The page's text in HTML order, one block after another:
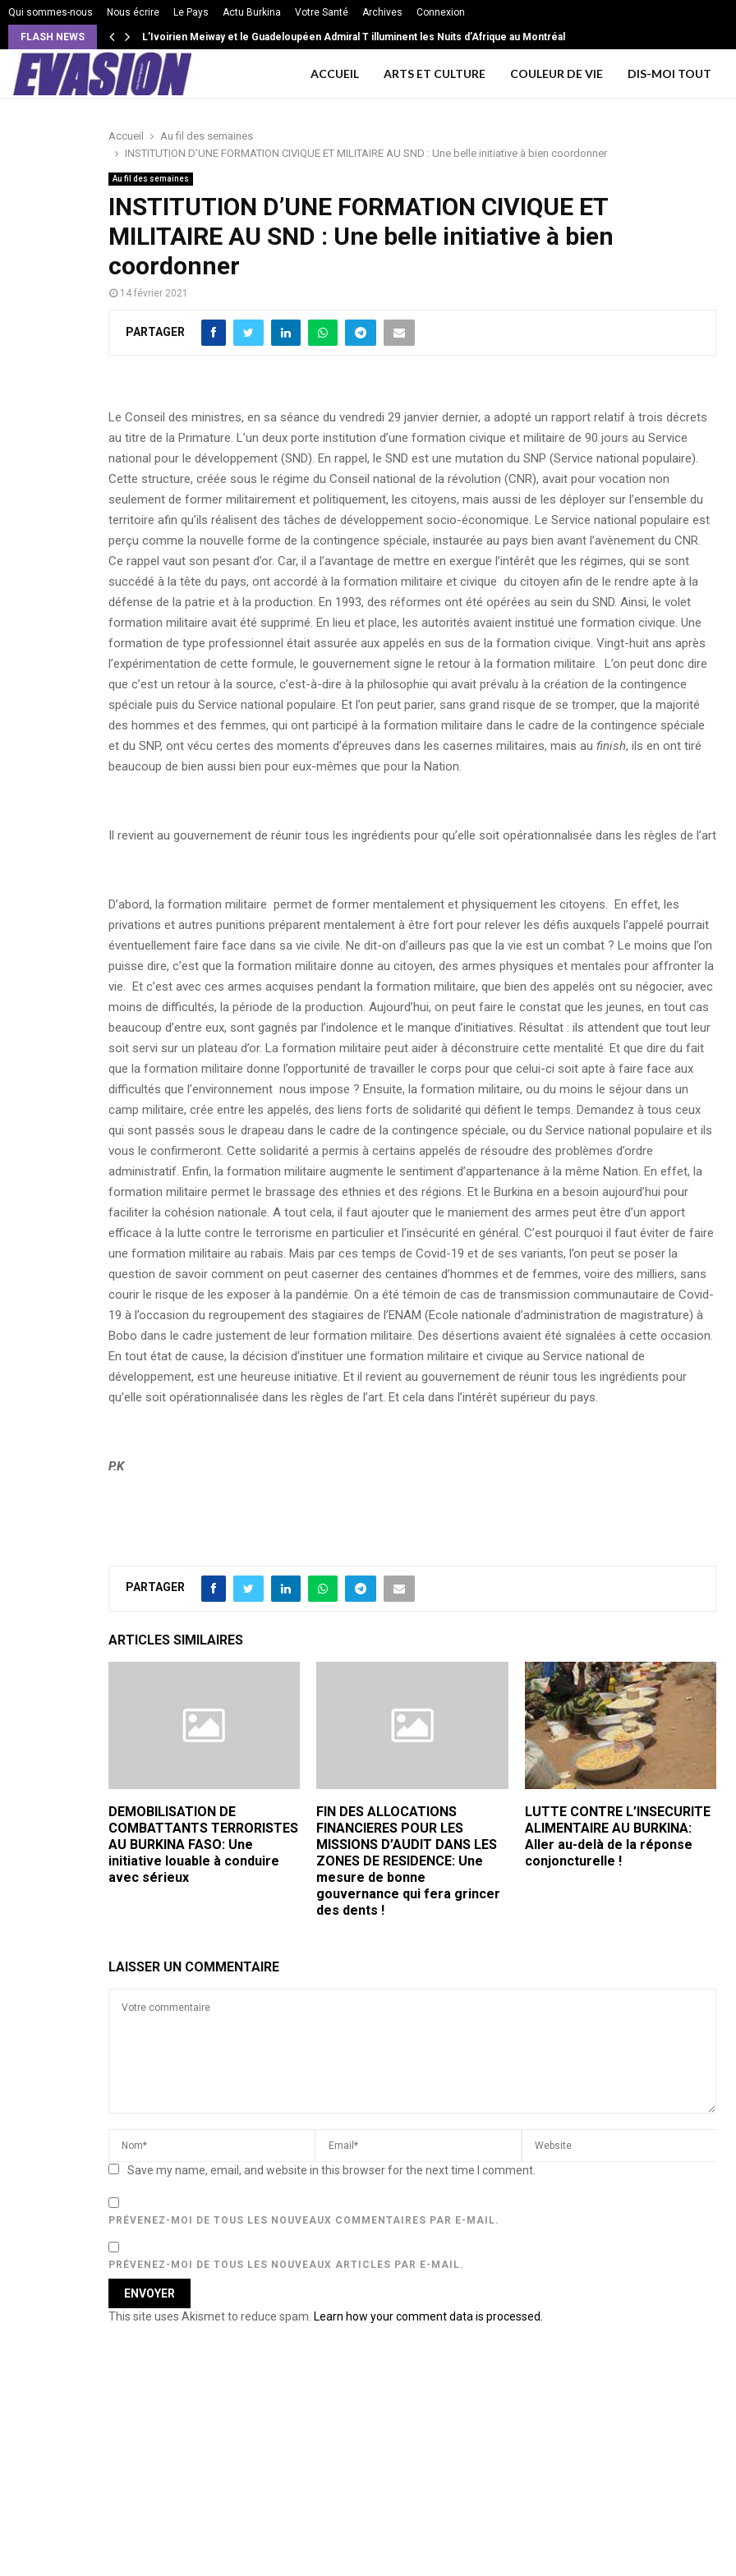
Qui sommes-nous Nous écrire Le Pays Actu Burkina Votre Santé Archives Connexion
FLASH NEWS L’Ivoirien Meiway et le Guadeloupéen Admiral T illuminent les Nuits d’Afrique au Montréal
ACCUEIL ARTS ET CULTURE COULEUR DE VIE DIS-MOI TOUT
Accueil
Au fil des semaines
INSTITUTION D’UNE FORMATION CIVIQUE ET MILITAIRE AU SND : Une belle initiative à bien coordonner
Au fil des semaines
INSTITUTION D’UNE FORMATION CIVIQUE ET
MILITAIRE AU SND : Une belle initiative à bien
coordonner
14 février 2021
PARTAGER
Le Conseil des ministres, en sa séance du vendredi 29 janvier dernier, a adopté un rapport relatif à trois décrets
au titre de la Primature. L’un deux porte institution d’une formation civique et militaire de 90 jours au Service
national pour le développement (SND). En rappel, le SND est une mutation du SNP (Service national populaire).
Cette structure, créée sous le régime du Conseil national de la révolution (CNR), avait pour vocation non
seulement de former militairement et politiquement, les citoyens, mais aussi de les déployer sur l’ensemble du
territoire afin qu’ils réalisent des tâches de développement socio-économique. Le Service national populaire est
perçu comme la nouvelle forme de la contingence spéciale, instaurée au pays bien avant l’avènement du CNR.
Ce rappel vaut son pesant d’or. Car, il a l’avantage de mettre en exergue l’intérêt que les régimes, qui se sont
succédé à la tête du pays, ont accordé à la formation militaire et civique du citoyen afin de le rendre apte à la
défense de la patrie et à la production. En 1993, des réformes ont été opérées au sein du SND. Ainsi, le volet
formation militaire avait été supprimé. En lieu et place, les autorités avaient institué une formation civique. Une
formation de type professionnel était assurée aux appelés en sus de la formation civique. Vingt-huit ans après
l’expérimentation de cette formule, le gouvernement signe le retour à la formation militaire. L’on peut donc dire
que c’est un retour à la source, c’est-à-dire à la philosophie qui avait prévalu à la création de la contingence
spéciale puis du Service national populaire. Et l’on peut parier, sans grand risque de se tromper, que la majorité
des hommes et des femmes, qui ont participé à la formation militaire dans le cadre de la contingence spéciale
et du SNP, ont vécu certes des moments d’épreuves dans les casernes militaires, mais au finish, ils en ont tiré
beaucoup de bien aussi bien pour eux-mêmes que pour la Nation.
Il revient au gouvernement de réunir tous les ingrédients pour qu’elle soit opérationnalisée dans les règles de l’art
D’abord, la formation militaire permet de former mentalement et physiquement les citoyens. En effet, les
privations et autres punitions préparent mentalement à être fort pour relever les défis auxquels l’appelé pourrait
éventuellement faire face dans sa vie civile. Ne dit-on d’ailleurs pas que la vie est un combat ? Le moins que l’on
puisse dire, c’est que la formation militaire donne au citoyen, des armes physiques et mentales pour affronter la
vie. Et c’est avec ces armes acquises pendant la formation militaire, que bien des appelés ont su négocier, avec
moins de difficultés, la période de la production. Aujourd’hui, on peut faire le constat que les jeunes, en tout cas
beaucoup d’entre eux, sont gagnés par l’indolence et le manque d’initiatives. Résultat : ils attendent que tout leur
soit servi sur un plateau d’or. La formation militaire peut aider à déconstruire cette mentalité. Et que dire du fait
que la formation militaire donne l’opportunité de travailler le corps pour que celui-ci soit apte à faire face aux
difficultés que l’environnement nous impose ? Ensuite, la formation militaire, ou du moins le séjour dans un
camp militaire, crée entre les appelés, des liens forts de solidarité qui défient le temps. Demandez à tous ceux
qui sont passés sous le drapeau dans le cadre de la contingence spéciale, ou du Service national populaire et ils
vous le confirmeront. Cette solidarité a permis à certains appelés de résoudre des problèmes d’ordre
administratif. Enfin, la formation militaire augmente le sentiment d’appartenance à la même Nation. En effet, la
formation militaire permet le brassage des ethnies et des régions. Et le Burkina en a besoin aujourd’hui pour
faciliter la cohésion nationale. A tout cela, il faut ajouter que le maniement des armes peut être d’un apport
efficace à la lutte contre le terrorisme en particulier et l’insécurité en général. C’est pourquoi il faut éviter de faire
une formation militaire au rabais. Mais par ces temps de Covid-19 et de ses variants, l’on peut se poser la
question de savoir comment on peut caserner des centaines d’hommes et de femmes, voire des milliers, sans
courir le risque de les exposer à la pandémie. On a été témoin de cas de transmission communautaire de Covid-
19 à l’occasion du regroupement des stagiaires de l’ENAM (Ecole nationale d’administration de magistrature) à
Bobo dans le cadre justement de leur formation militaire. Des désertions avaient été signalées à cette occasion.
En tout état de cause, la décision d’instituer une formation militaire et civique au Service national de
développement, est une heureuse initiative. Et il revient au gouvernement de réunir tous les ingrédients pour
qu’elle soit opérationnalisée dans les règles de l’art. Et cela dans l’intérêt supérieur du pays.
P.K
PARTAGER
ARTICLES SIMILAIRES
DEMOBILISATION DE
COMBATTANTS TERRORISTES
AU BURKINA FASO: Une
initiative louable à conduire
avec sérieux
FIN DES ALLOCATIONS
FINANCIERES POUR LES
MISSIONS D’AUDIT DANS LES
ZONES DE RESIDENCE: Une
mesure de bonne
gouvernance qui fera grincer
des dents !
LUTTE CONTRE L’INSECURITE
ALIMENTAIRE AU BURKINA:
Aller au-delà de la réponse
conjoncturelle !
LAISSER UN COMMENTAIRE
Save my name, email, and website in this browser for the next time I comment.
PRÉVENEZ-MOI DE TOUS LES NOUVEAUX COMMENTAIRES PAR E-MAIL.
PRÉVENEZ-MOI DE TOUS LES NOUVEAUX ARTICLES PAR E-MAIL.
This site uses Akismet to reduce spam. Learn how your comment data is processed.